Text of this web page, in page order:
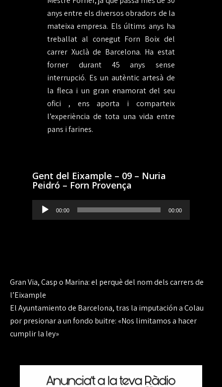
anys entre els diversos obradors de la
mateixa empresa. Els últims anys ha
treballat al conegut Forn Boix del
carrer Xuclà de Barcelona. Ha estat
forner durant 45 anys sense
interrupció. Es un autèntic artesà de
la fleca i un gran enamorat del seu
ofici , ens aporta i comparteix
l’experiència de tota una vida entre
pans i farines.
Gent del Eixample – 09 – Nuria
Peidró – Forn Provença
Reproductor
de
00:00 00:00
Navegación
de
entradas
Gran Via, Casp o Marina: el perquè del nom dels carrers de
l’Eixample
El Ayuntamiento de Barcelona, tras la imputación a Colau
por presionar a un fondo buitre: «Nos limitamos a hacer
cumplir la ley»